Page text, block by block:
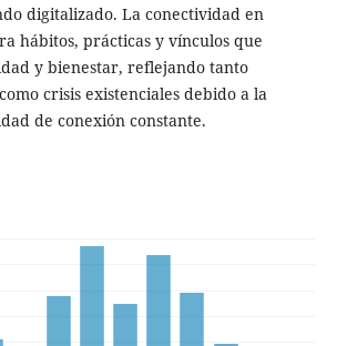
digitalizado. La conectividad en
hábitos, prácticas y vínculos que
y bienestar, reflejando tanto
crisis existenciales debido a la
de conexión constante.